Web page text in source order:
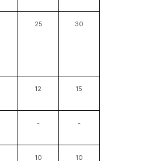
25 30
12 15
- -
10 10